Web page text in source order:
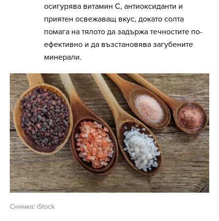
осигурява витамин C, антиоксиданти и
приятен освежаващ вкус, докато солта
помага на тялото да задържа течностите по-
ефективно и да възстановява загубените
минерали.
Снимка: iStock